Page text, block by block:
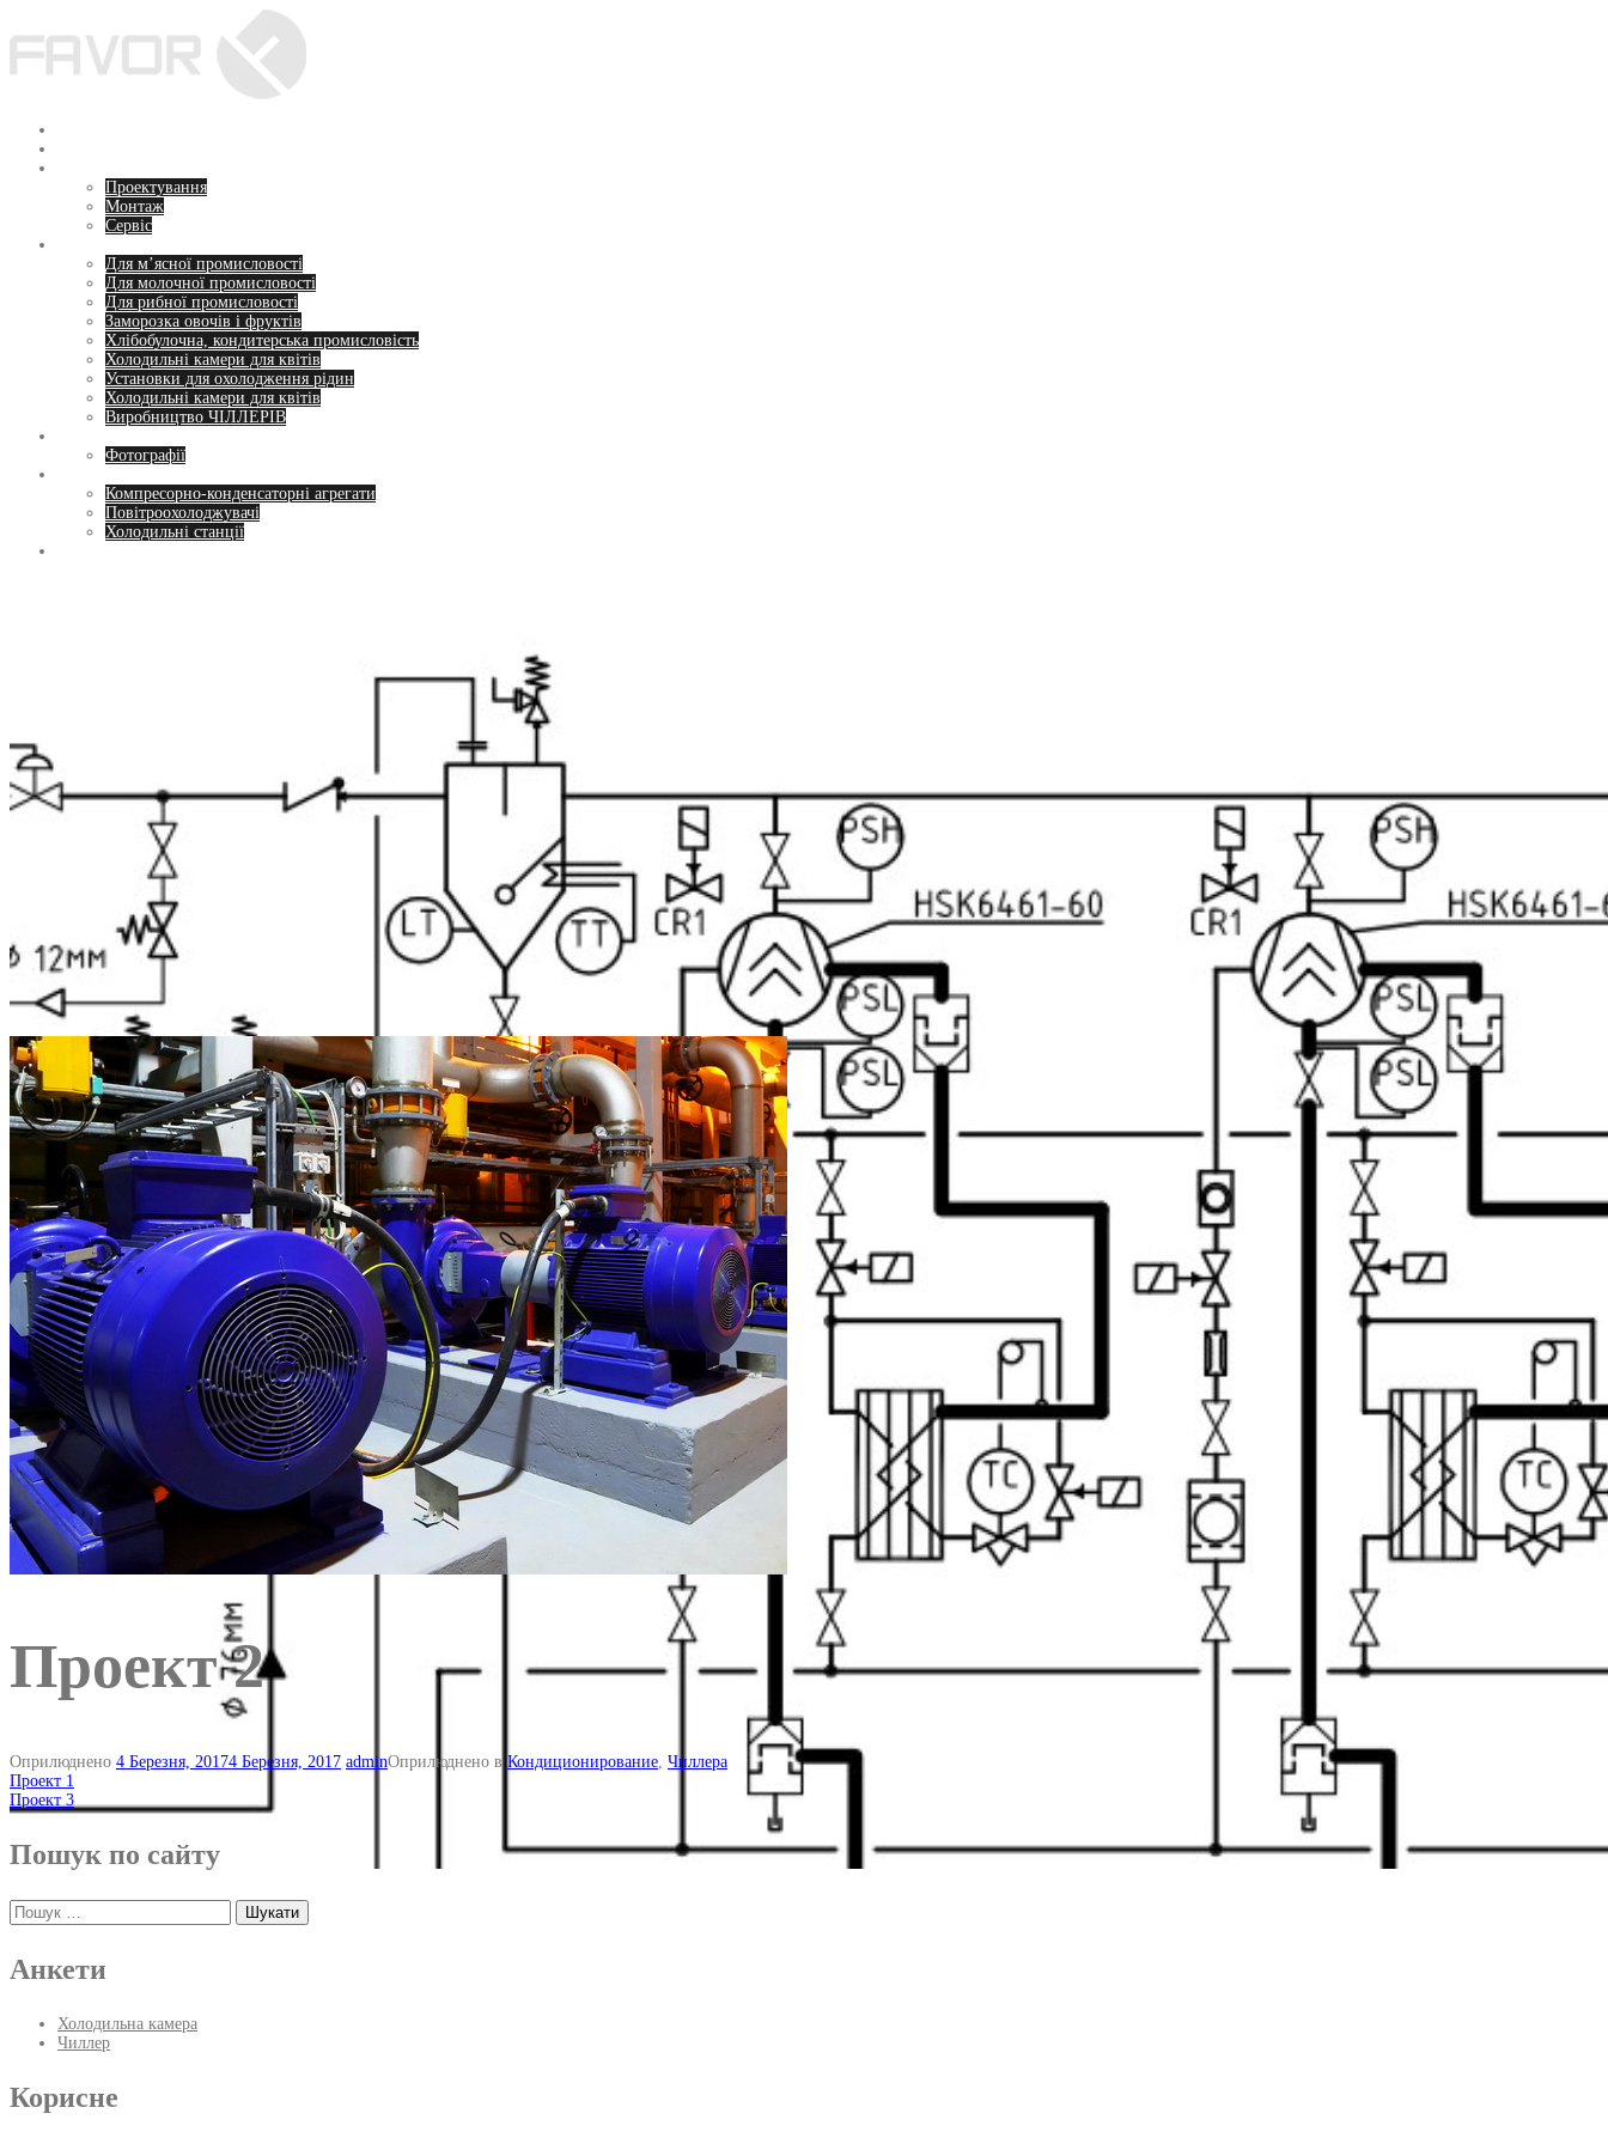
до
вмісту
Проектування
Монтаж
Сервіс
Для м’ясної промисловості
Для молочної промисловості
Для рибної промисловості
Заморозка овочів і фруктів
Хлібобулочна, кондитерська промисловість
Холодильні камери для квітів
Установки для охолодження рідин
Холодильні камери для квітів
Виробництво ЧІЛЛЕРІВ
Фотографії
Компресорно-конденсаторні агрегати
Повітроохолоджувачі
Холодильні станції
Проект 2
Оприлюднено 4 Березня, 20174 Березня, 2017 adminОприлюднено в Кондиционирование, Чиллера
Навігація
по
запису
Проект 1
Проект 3
Пошук по сайту
Пошук:
Анкети
Холодильна камера
Чиллер
Корисне